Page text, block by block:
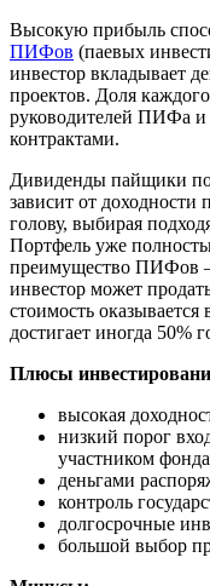
Высокую прибыль
ПИФов (паевых
инвестор вкладывает
проектов. Доля
руководителей ПИФа и
контрактами.
Дивиденды пайщики
зависит от доходности
голову, выбирая
Портфель уже
преимущество ПИФов –
инвестор может
стоимость
достигает иногда 50%
Плюсы
высокая
низкий порог
участником
деньгами
контроль
долгосрочные
большой выбор